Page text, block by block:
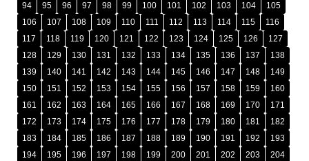
94
95 96 97 98 99 100 101 102 103 104
105
106
107 108 109 110 111 112 113 114 115
116
117
118 119 120 121 122 123 124 125 126
127
128
129 130 131 132 133 134 135 136 137
138
139
140 141 142 143 144 145 146 147 148
149
150
151 152 153 154 155 156 157 158 159
160
161
162 163 164 165 166 167 168 169 170
171
172
173 174 175 176 177 178 179 180 181
182
183
184 185 186 187 188 189 190 191 192
193
194
195 196 197 198 199 200 201 202 203
204